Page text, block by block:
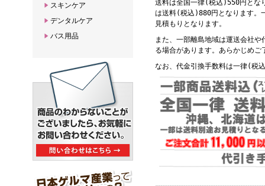
スキンケア
デンタルケア
バス用品
送料は全国一律(税込)550円とな
は送料(税込)880円となります。
見積もりとなります。
また、一部離島地域は運送会社や
る場合があります。あらかじめご
なお、代金引換手数料は一律(税